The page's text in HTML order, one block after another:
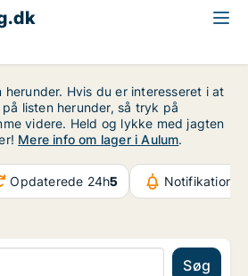
herunder. Hvis du er interesseret i at
listen herunder, så tryk på
videre. Held og lykke med jagten
Mere info om lager i Aulum.
Opdaterede 24h5
Søg